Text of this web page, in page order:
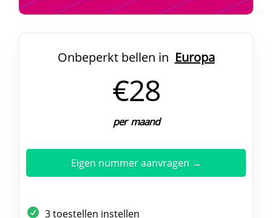
Onbeperkt bellen in Europa
€28
per maand
Eigen nummer aanvragen →
3 toestellen instellen